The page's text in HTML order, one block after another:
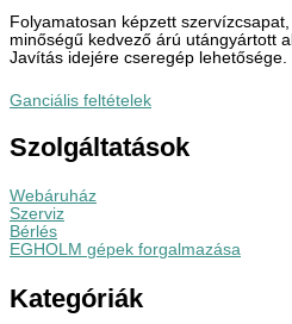
Folyamatosan képzett
minőségű kedvező árú utángyártott
Javítás idejére cseregép lehetősége.
Ganciális feltételek
Szolgáltatások
Webáruház
Szerviz
Bérlés
EGHOLM gépek forgalmazása
Kategóriák